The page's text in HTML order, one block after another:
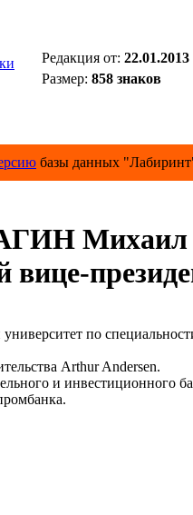
Редакция от: 22.01.2013
Размер: 858 знаков
базы данных
Михаил
по
Arthur Andersen.
и инвестиционного